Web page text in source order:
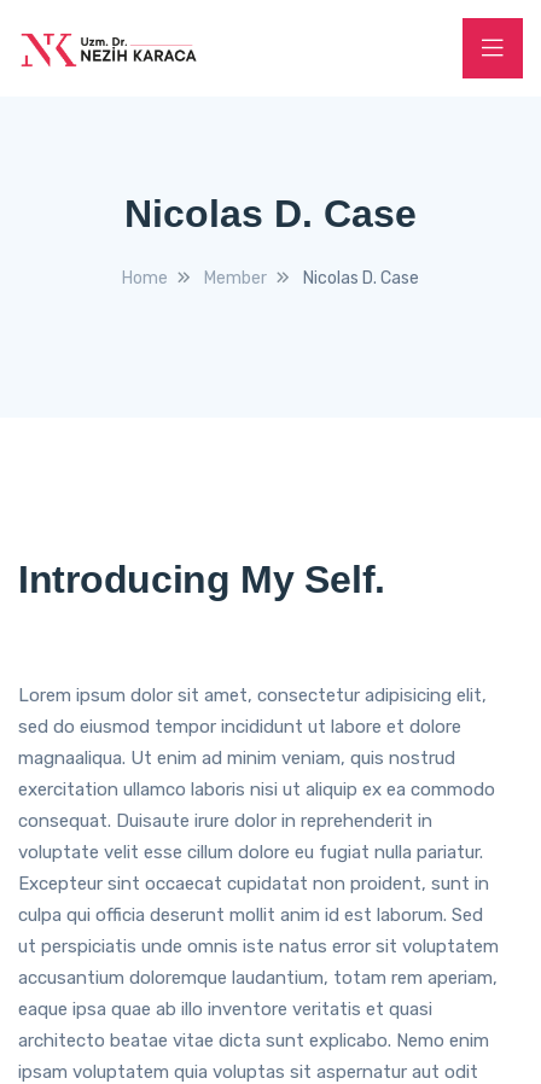
Nicolas D. Case
Home Member Nicolas D. Case
Introducing My Self.
Lorem ipsum dolor sit amet, consectetur adipisicing elit,
sed do eiusmod tempor incididunt ut labore et dolore
magnaaliqua. Ut enim ad minim veniam, quis nostrud
exercitation ullamco laboris nisi ut aliquip ex ea commodo
consequat. Duisaute irure dolor in reprehenderit in
voluptate velit esse cillum dolore eu fugiat nulla pariatur.
Excepteur sint occaecat cupidatat non proident, sunt in
culpa qui officia deserunt mollit anim id est laborum. Sed
ut perspiciatis unde omnis iste natus error sit voluptatem
accusantium doloremque laudantium, totam rem aperiam,
eaque ipsa quae ab illo inventore veritatis et quasi
architecto beatae vitae dicta sunt explicabo. Nemo enim
ipsam voluptatem quia voluptas sit aspernatur aut odit